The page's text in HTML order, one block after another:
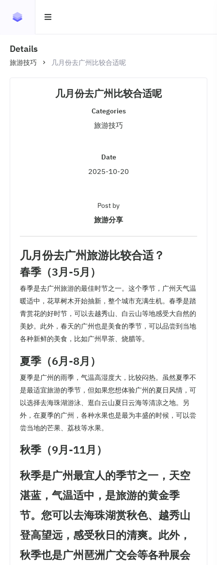
Details
旅游技巧 几月份去广州比较合适呢
几月份去广州比较合适呢
Categories
旅游技巧
Date
2025-10-20
Post by
旅游分享
几月份去广州旅游比较合适？
春季（3月-5月）
春季是去广州旅游的最佳时节之一。这个季节，广州天气温
暖适中，花草树木开始抽新，整个城市充满生机。春季是踏
青赏花的好时节，可以去越秀山、白云山等地感受大自然的
美妙。此外，春天的广州也是美食的季节，可以品尝到当地
各种新鲜的美食，比如广州早茶、烧腊等。
夏季（6月-8月）
夏季是广州的雨季，气温高湿度大，比较闷热。虽然夏季不
是最适宜旅游的季节，但如果您想体验广州的夏日风情，可
以选择去海珠湖游泳、逛白云山夏日云海等清凉之地。另
外，在夏季的广州，各种水果也是最为丰盛的时候，可以尝
尝当地的芒果、荔枝等水果。
秋季（9月-11月）
秋季是广州最宜人的季节之一，天空
湛蓝，气温适中，是旅游的黄金季
节。您可以去海珠湖赏秋色、越秀山
登高望远，感受秋日的清爽。此外，
秋季也是广州琶洲广交会等各种展会